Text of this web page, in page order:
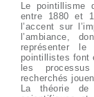
Le pointillisme
entre 1880 et
l’accent sur
l’ambiance,
représenter
pointillistes font
les
recherchés
La théorie